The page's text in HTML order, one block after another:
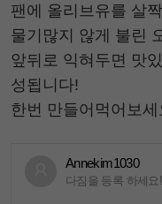
팬에 올리브유를 살
물기많지 않게 불린
앞뒤로 익혀두면 맛
성됩니다!
한번 만들어먹어보
Annekim1030
다짐을 등록 하세요!